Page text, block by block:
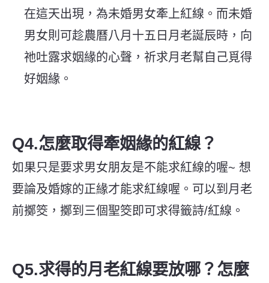
在這天出現，為未婚男女牽上紅線。而未婚
男女則可趁農曆八月十五日月老誕辰時，向
祂吐露求姻緣的心聲，祈求月老幫自己覓得
好姻緣。
Q4.怎麼取得牽姻緣的紅線？
如果只是要求男女朋友是不能求紅線的喔~ 想
要論及婚嫁的正緣才能求紅線喔。可以到月老
前擲筊，擲到三個聖筊即可求得籤詩/紅線。
Q5.求得的月老紅線要放哪？怎麼